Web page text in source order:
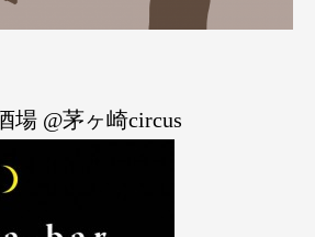
場 @茅ヶ崎circus